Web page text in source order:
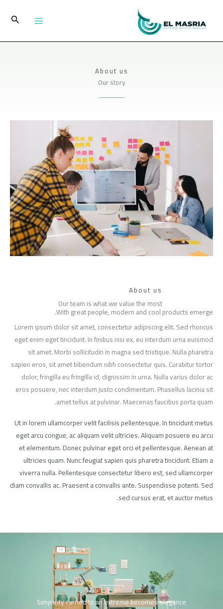
المحتوى
البحث
About us
Our story
About us
Our team is what we value the most
With great people, modern and cool products emerge.
Lorem ipsum dolor sit amet, consectetur adipiscing elit. Sed rhoncus
eget enim eget tincidunt. In finibus nisi ex, eu interdum urna euismod
sit amet. Morbi sollicitudin in magna sed tristique. Nulla pharetra
sapien eros, sit amet bibendum nibh consectetur quis. Curabitur tortor
dolor, fringilla eu fringilla id, dignissim in urna. Nulla varius dolor ac
eros posuere, nec interdum justo condimentum. Phasellus lacinia sit
amet tellus at pulvinar. Maecenas faucibus porta quam.
Ut in lorem ullamcorper velit facilisis pellentesque. In tincidunt metus
eget arcu congue, ac aliquam velit ultricies. Aliquam posuere eu arcu
et elementum. Donec pulvinar eget orci et pellentesque. Aenean at
ultricies quam. Nunc feugiat sapien quis pharetra tincidunt. Etiam a
viverra nulla. Pellentesque consectetur libero est, sed ullamcorper
diam convallis ac. Praesent a convallis ante. Suspendisse potenti. Sed
sed cursus erat, et auctor metus.
Simplicity carried to an extreme becomes elegance